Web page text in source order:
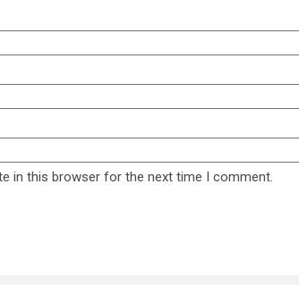
in this browser for the next time I comment.